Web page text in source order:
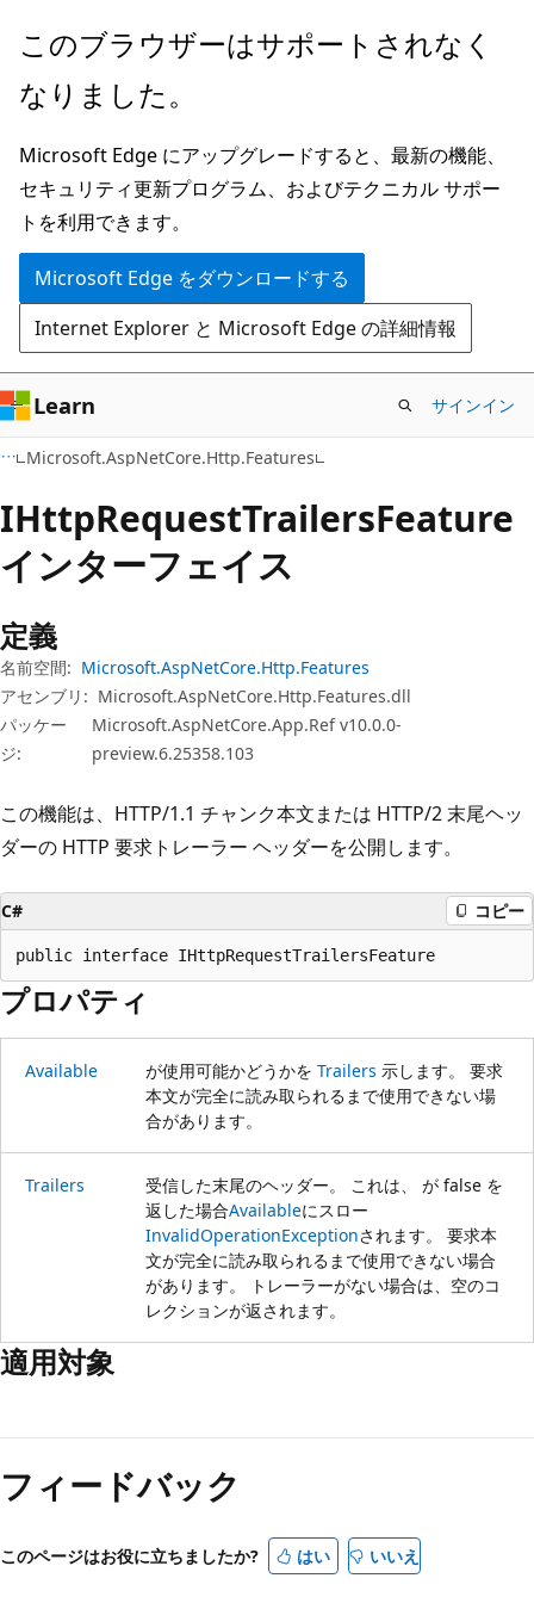
メ
ン
ン
テ
ン
ツ
に
ス
キ
ッ
プ
ペ
ジ
ナ
ビ
ゲ
ー
シ
ョ
ン
に
ス
キ
ッ
プ
このブラウザーはサポートされなく
なりました。
Microsoft Edge にアップグレードすると、最新の機能、
セキュリティ更新プログラム、およびテクニカル サポー
トを利用できます。
Microsoft Edge をダウンロードする
Internet Explorer と Microsoft Edge の詳細情報
Learn サインイン
Microsoft.AspNetCore.Http.Features
IHttpRequestTrailersFeature
インターフェイス
定義
名前空間: Microsoft.AspNetCore.Http.Features
アセンブリ: Microsoft.AspNetCore.Http.Features.dll
パッケー
ジ:
Microsoft.AspNetCore.App.Ref v10.0.0-
preview.6.25358.103
この機能は、HTTP/1.1 チャンク本文または HTTP/2 末尾ヘッ
ダーの HTTP 要求トレーラー ヘッダーを公開します。
C# コピー
public interface IHttpRequestTrailersFeature
プロパティ
Available が使用可能かどうかを Trailers 示します。 要求
本文が完全に読み取られるまで使用できない場
合があります。
Trailers
受信した末尾のヘッダー。 これは、 が false を
返した場合Availableにスロー
InvalidOperationExceptionされます。 要求本
文が完全に読み取られるまで使用できない場合
があります。 トレーラーがない場合は、空のコ
レクションが返されます。
適用対象
み
取
モ
フィードバック
このページはお役に立ちましたか? はい いいえ